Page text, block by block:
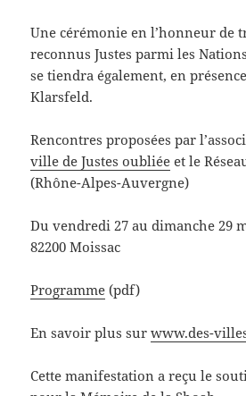
Une cérémonie en l’honneur de
reconnus Justes parmi les
se tiendra également, en
Klarsfeld.
Rencontres proposées par
ville de Justes oubliée et le
(Rhône-Alpes-Auvergne)
Du vendredi 27 au dimanche 29
82200 Moissac
Programme (pdf)
En savoir plus surwww.des-
Cette manifestation a reçu le